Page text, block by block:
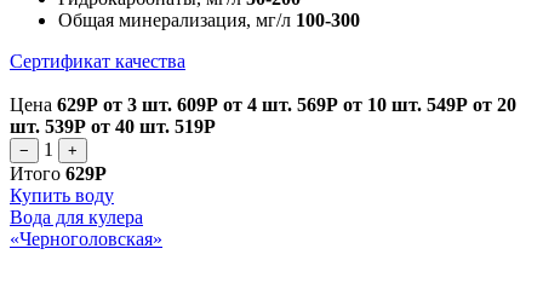
Общая минерализация, мг/л 100-300
Сертификат качества
Цена 629Р от 3 шт. 609Р от 4 шт. 569Р от 10 шт. 549Р от 20
шт. 539Р от 40 шт. 519Р
− 1 +
Итого 629Р
Купить воду
Вода для кулера
«Черноголовская»